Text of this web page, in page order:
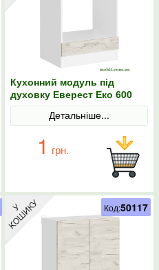
Кухонний модуль під
духовку Еверест Еко 600
дуб крафт белый/белый
60х46х82Детальніше...
1 грн.
Код:50117